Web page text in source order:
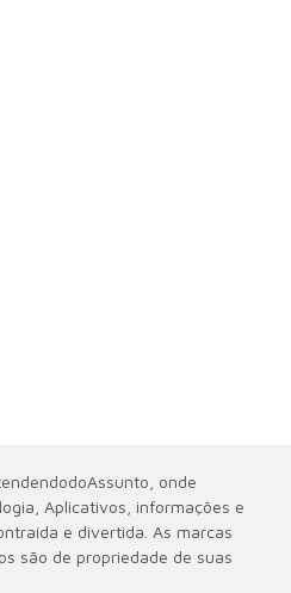
onde
Aplicativos, informações e
e divertida. As marcas
são de propriedade de suas